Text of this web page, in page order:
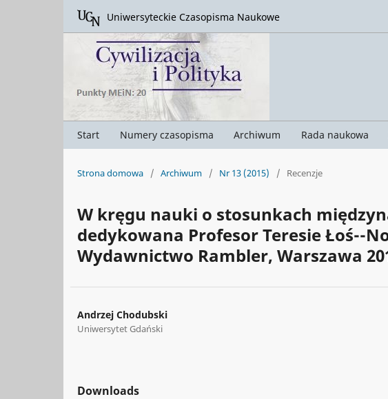
Start Numery czasopisma Archiwum Rada naukowa
Uniwersyteckie Czasopisma Naukowe
Strona domowa / Archiwum / Nr 13 (2015) / Recenzje
W kręgu nauki o stosunkach
dedykowana Profesor Teresie Łoś--
Wydawnictwo Rambler, Warszawa
Andrzej Chodubski
Uniwersytet Gdański
Downloads